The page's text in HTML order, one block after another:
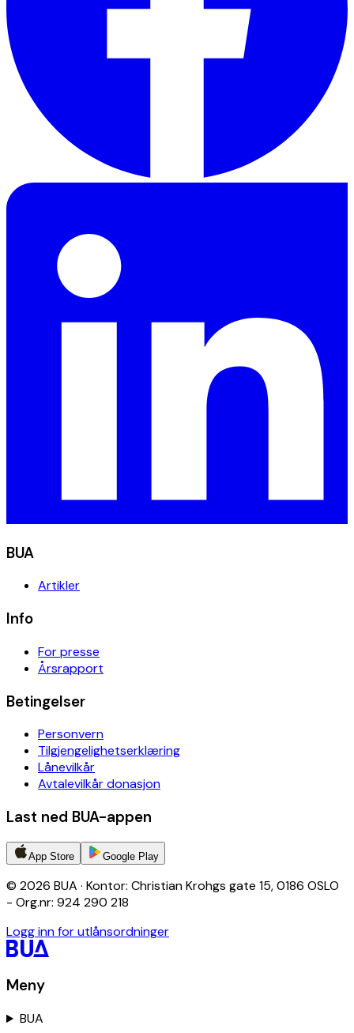
BUA
Artikler
Info
For presse
Årsrapport
Betingelser
Personvern
Tilgjengelighetserklæring
Lånevilkår
Avtalevilkår donasjon
Last ned BUA-appen
App Store Google Play
© 2026 BUA · Kontor: Christian Krohgs gate 15, 0186 OSLO
- Org.nr: 924 290 218
Logg inn for utlånsordninger
Meny
BUA